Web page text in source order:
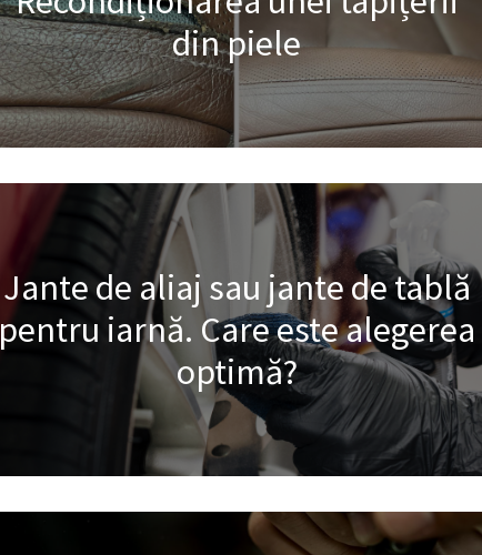
din piele
Jante de aliaj sau jante de tablă
pentru iarnă. Care este alegerea
optimă?